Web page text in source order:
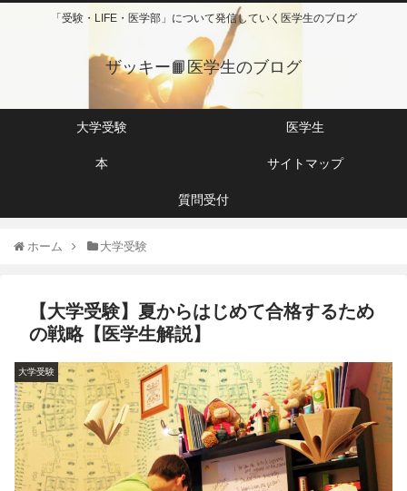
「受験・LIFE・医学部」について発信していく医学生のブログ
ザッキー📙医学生のブログ
大学受験 医学生
本 サイトマップ
質問受付
ホーム 大学受験
【大学受験】夏からはじめて合格するため
の戦略【医学生解説】
大学受験